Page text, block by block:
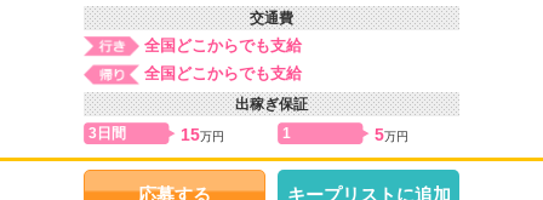
交通費
全国どこからでも支給
全国どこからでも支給
出稼ぎ保証
3日間
15万円 1 5万円
応募する キープリストに追加